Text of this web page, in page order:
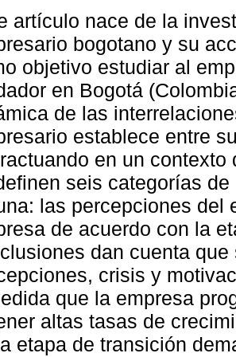
artículo nace de la
bogotano y su
objetivo estudiar al
en Bogotá
de las
establece entre
en un
seis categorías
las percepciones del
de acuerdo con la
dan cuenta
crisis y
que la empresa
altas tasas de
etapa de transición